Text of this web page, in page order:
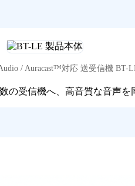
/ Auracast™対応 送受信機 BT-
受信機へ、高音質な音声を